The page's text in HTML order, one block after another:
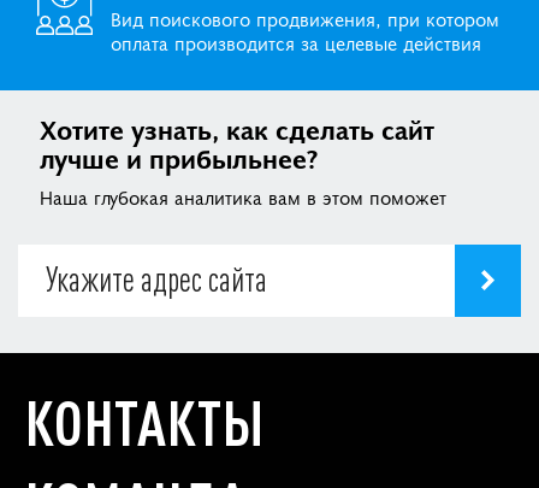
Вид поискового продвижения, при котором
оплата производится за целевые действия
Хотите узнать, как сделать сайт
лучше и прибыльнее?
Наша глубокая аналитика вам в этом поможет
КОНТАКТЫ